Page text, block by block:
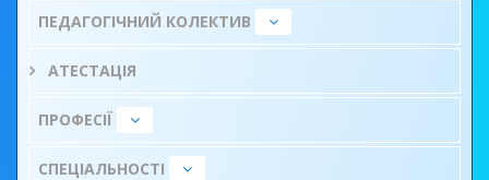
ПЕДАГОГІЧНИЙ КОЛЕКТИВ
АТЕСТАЦІЯ
ПРОФЕСІЇ
СПЕЦІАЛЬНОСТІ